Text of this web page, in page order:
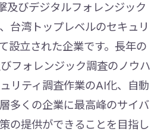
及びデジタルフォレンジック
台湾トップレベルのセキュリ
設立された企業です。長年の
フォレンジック調査のノウハ
リティ調査作業のAI化、自動
多くの企業に最高峰のサイバ
の提供ができることを目指し